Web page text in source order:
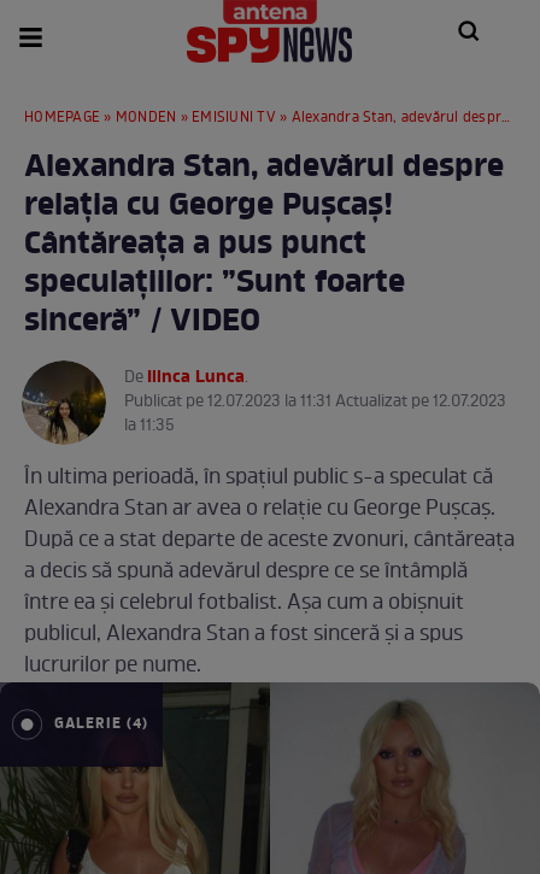
HOMEPAGE » MONDEN » EMISIUNI TV » Alexandra Stan, adevărul despre relația cu George Pușcaș! Cântăreața a pus punct speculațiilor: ”Sunt foarte sinceră” / VIDEO
Alexandra Stan, adevărul despre
relația cu George Pușcaș!
Cântăreața a pus punct
speculațiilor: ”Sunt foarte
sinceră” / VIDEO
DeIlinca Lunca.
Publicat pe 12.07.2023 la 11:31 Actualizat pe 12.07.2023
la 11:35
În ultima perioadă, în spațiul public s-a speculat că
Alexandra Stan ar avea o relație cu George Pușcaș.
După ce a stat departe de aceste zvonuri, cântăreața
a decis să spună adevărul despre ce se întâmplă
între ea și celebrul fotbalist. Așa cum a obișnuit
publicul, Alexandra Stan a fost sinceră și a spus
lucrurilor pe nume.
GALERIE (4)